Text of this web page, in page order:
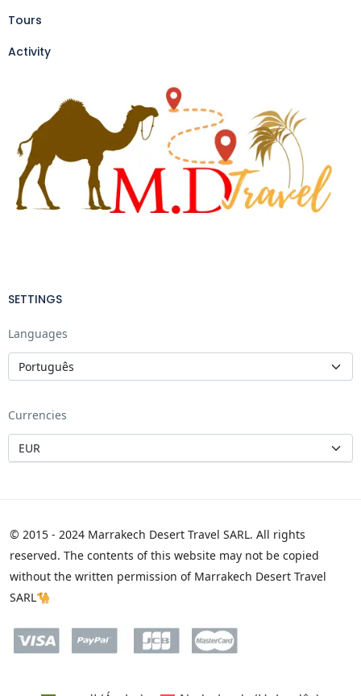
Tours
Activity
SETTINGS
Languages
Currencies
© 2015 - 2024 Marrakech Desert Travel SARL. All rights
reserved. The contents of this website may not be copied
without the written permission of Marrakech Desert Travel
SARL🐪